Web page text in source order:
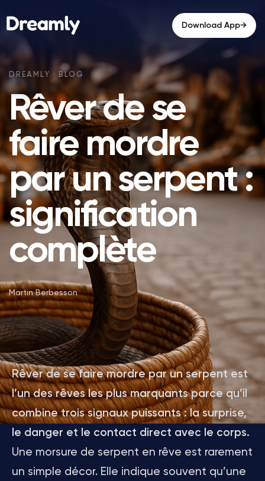
Download App→
Rêver de se
faire mordre
par un serpent :
signification
complète
Martin Berbesson
Rêver de se faire mordre par un serpent est
l’un des rêves les plus marquants parce qu’il
combine trois signaux puissants : la surprise,
le danger et le contact direct avec le corps.
Une morsure de serpent en rêve est rarement
un simple décor. Elle indique souvent qu’une